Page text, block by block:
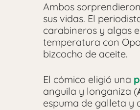
Ambos
sus vidas. El
carabineros y algas
temperatura con
bizcocho de aceite.
El cómico eligió una
anguila y longaniza (
espuma de galleta y